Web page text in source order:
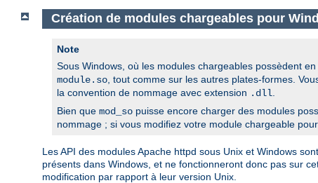
Création de modules chargeables pour
Note
Sous Windows, où les modules chargeables possèdent
module.so , tout comme sur les autres plates-formes.
la convention de nommage avec extension .dll
Bien que mod_so puisse encore charger des modules
nommage ; si vous modifiez votre module chargeable
Les API des modules Apache httpd sous Unix et Windows
présents dans Windows, et ne fonctionneront donc pas sur
modification par rapport à leur version Unix.